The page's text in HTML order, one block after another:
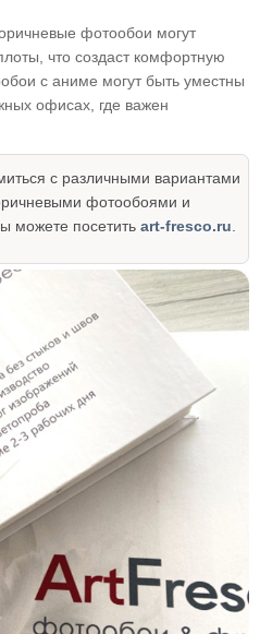
фотообои могут
что создаст комфортную
с аниме могут быть уместны
офисах, где важен
с различными вариантами
фотообоями и
можете посетить art-fresco.ru.